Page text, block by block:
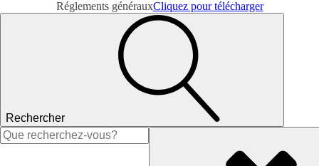
Réglements générauxCliquez pour télécharger
Rechercher
Rechercher :